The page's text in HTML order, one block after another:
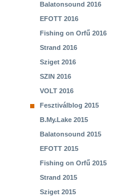
Balatonsound 2016
EFOTT 2016
Fishing on Orfű 2016
Strand 2016
Sziget 2016
SZIN 2016
VOLT 2016
Fesztiválblog 2015
B.My.Lake 2015
Balatonsound 2015
EFOTT 2015
Fishing on Orfű 2015
Strand 2015
Sziget 2015